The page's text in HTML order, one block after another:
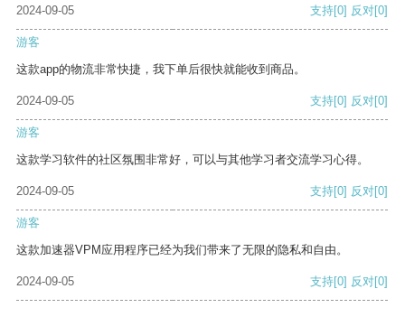
2024-09-05
支持[0] 反对[0]
游客
这款app的物流非常快捷，我下单后很快就能收到商品。
2024-09-05 支持[0] 反对[0]
游客
这款学习软件的社区氛围非常好，可以与其他学习者交流学习心得。
2024-09-05 支持[0] 反对[0]
游客
这款加速器VPM应用程序已经为我们带来了无限的隐私和自由。
2024-09-05 支持[0] 反对[0]